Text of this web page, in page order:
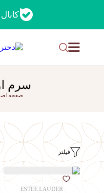
سرم
صفحه
فیلتر
ESTEE LAUDER